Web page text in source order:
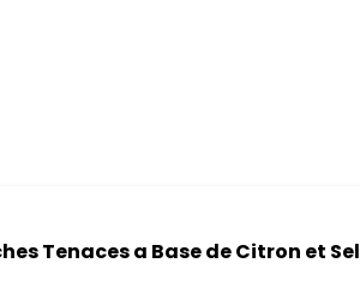
Tenaces a Base de Citron et Sel